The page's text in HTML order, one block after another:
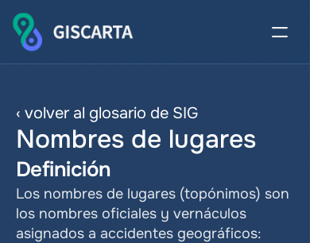
‹ volver al glosario de SIG
Nombres de lugares
Definición
Los nombres de lugares (topónimos) son
los nombres oficiales y vernáculos
asignados a accidentes geográficos: